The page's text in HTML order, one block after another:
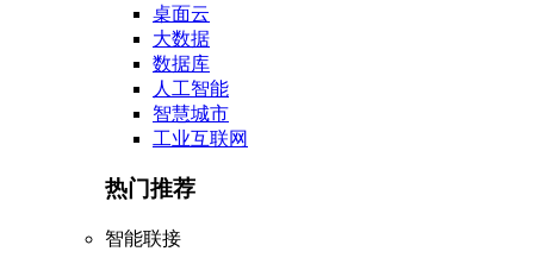
桌面云
大数据
数据库
人工智能
智慧城市
工业互联网
热门推荐
智能联接